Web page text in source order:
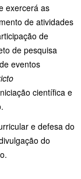
exercerá as
de atividades
de
de pesquisa
eventos
científica e
e defesa do
do